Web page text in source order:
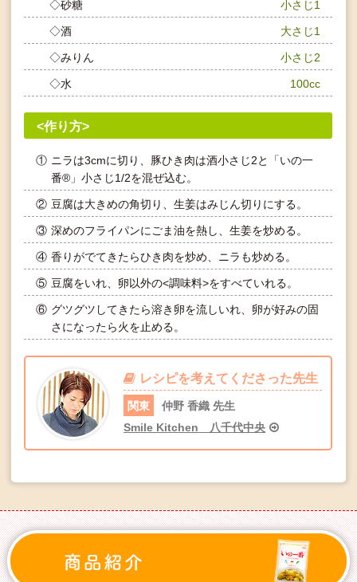
◇砂糖 小さじ1
◇酒 大さじ1
◇みりん 小さじ2
◇水 100cc
<作り方>
① ニラは3cmに切り、豚ひき肉は酒小さじ2と「いの一
番®」小さじ1/2を混ぜ込む。
② 豆腐は大きめの角切り、生姜はみじん切りにする。
③ 深めのフライパンにごま油を熱し、生姜を炒める。
④ 香りがでてきたらひき肉を炒め、ニラも炒める。
⑤ 豆腐をいれ、卵以外の<調味料>をすべていれる。
⑥ グツグツしてきたら溶き卵を流しいれ、卵が好みの固
さになったら火を止める。
レシピを考えてくださった先生
関東
仲野 香織 先生
Smile Kitchen 八千代中央